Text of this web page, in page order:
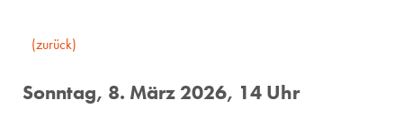
(zurück)
Sonntag, 8. März 2026, 14 Uhr